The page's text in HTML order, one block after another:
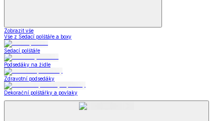
Zobrazit vše
Vše z Sedací polštáře a boxy
Sedací polštáře
Podsedáky na židle
Zdravotní podsedáky
Dekorační polštářky a povlaky